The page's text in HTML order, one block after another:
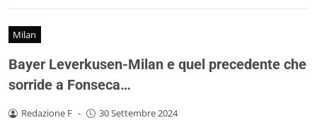
Milan
Bayer Leverkusen-Milan e quel precedente che
sorride a Fonseca…
Redazione F - 30 Settembre 2024